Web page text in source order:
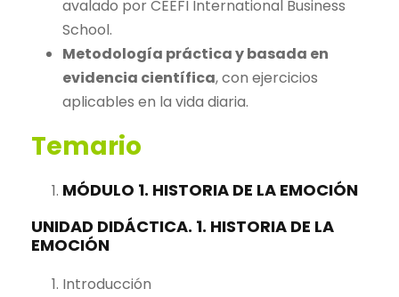
avalado por CEEFI International Business
School.
Metodología práctica y basada en
evidencia científica, con ejercicios
aplicables en la vida diaria.
Temario
MÓDULO 1. HISTORIA DE LA EMOCIÓN
UNIDAD DIDÁCTICA. 1. HISTORIA DE LA
EMOCIÓN
Introducción